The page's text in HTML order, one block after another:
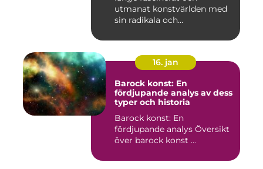
utmanat konstvärlden med
sin radikala och
16. jan
Barock konst: En
fördjupande analys av dess
typer och historia
Barock konst: En
fördjupande analys Översikt
över barock konst ...